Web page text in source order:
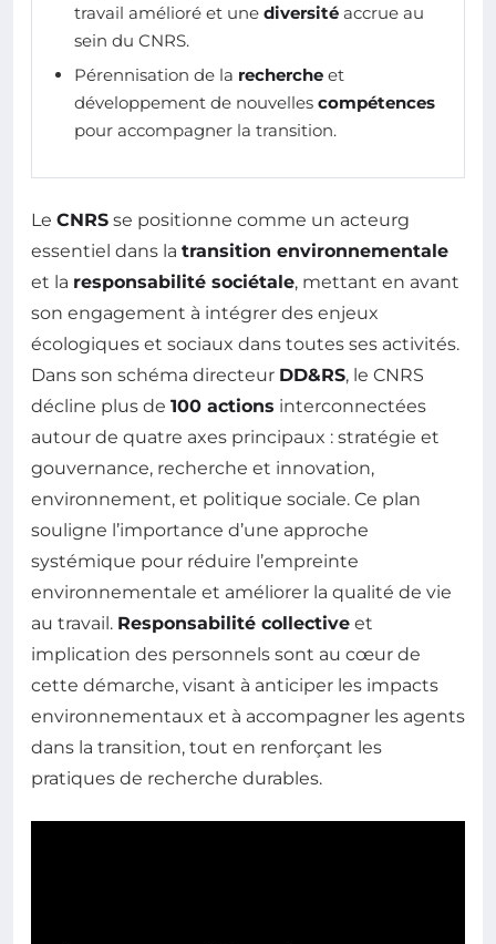
travail amélioré et une diversité accrue au
sein du CNRS.
Pérennisation de la recherche et
développement de nouvelles compétences
pour accompagner la transition.
Le CNRS se positionne comme un acteurg
essentiel dans la transition environnementale
et la responsabilité sociétale, mettant en avant
son engagement à intégrer des enjeux
écologiques et sociaux dans toutes ses activités.
Dans son schéma directeur DD&RS, le CNRS
décline plus de 100 actions interconnectées
autour de quatre axes principaux : stratégie et
gouvernance, recherche et innovation,
environnement, et politique sociale. Ce plan
souligne l’importance d’une approche
systémique pour réduire l’empreinte
environnementale et améliorer la qualité de vie
au travail. Responsabilité collective et
implication des personnels sont au cœur de
cette démarche, visant à anticiper les impacts
environnementaux et à accompagner les agents
dans la transition, tout en renforçant les
pratiques de recherche durables.